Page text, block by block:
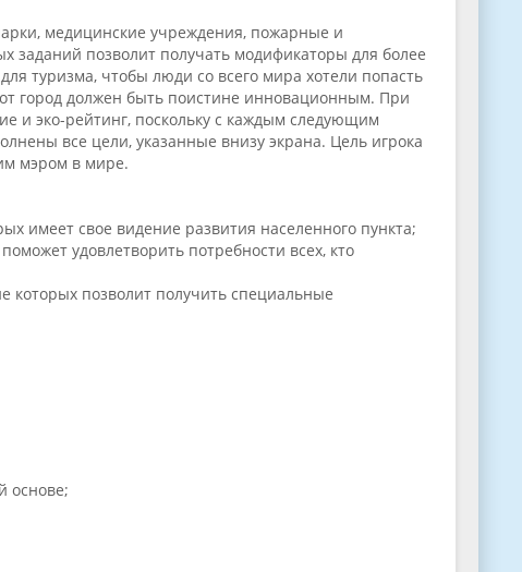
медицинские учреждения, пожарные и
заданий позволит получать модификаторы для более
туризма, чтобы люди со всего мира хотели попасть
город должен быть поистине инновационным. При
и эко-рейтинг, поскольку с каждым следующим
все цели, указанные внизу экрана. Цель игрока
мэром в мире.
имеет свое видение развития населенного пункта;
удовлетворить потребности всех, кто
которых позволит получить специальные
основе;